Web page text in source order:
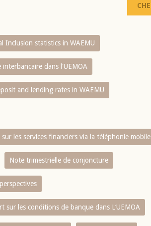
Inclusion statistics in WAEMU
dans l'UEMOA
and lending rates in WAEMU
les services financiers via la téléphonie mobile
Note trimestrielle de conjoncture
sur les conditions de banque dans L‘UEMOA